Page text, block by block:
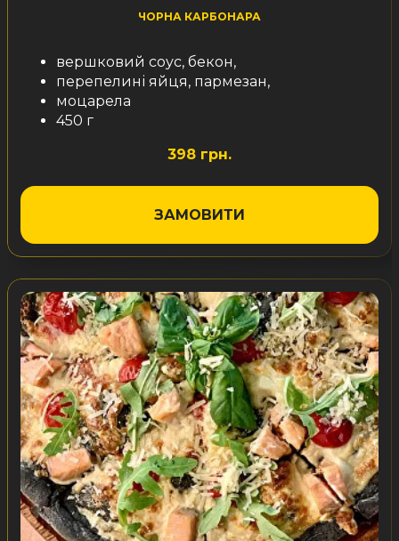
ЧОРНА КАРБОНАРА
вершковий соус, бекон,
перепелині яйця, пармезан,
моцарела
450 г
398 грн.
ЗАМОВИТИ